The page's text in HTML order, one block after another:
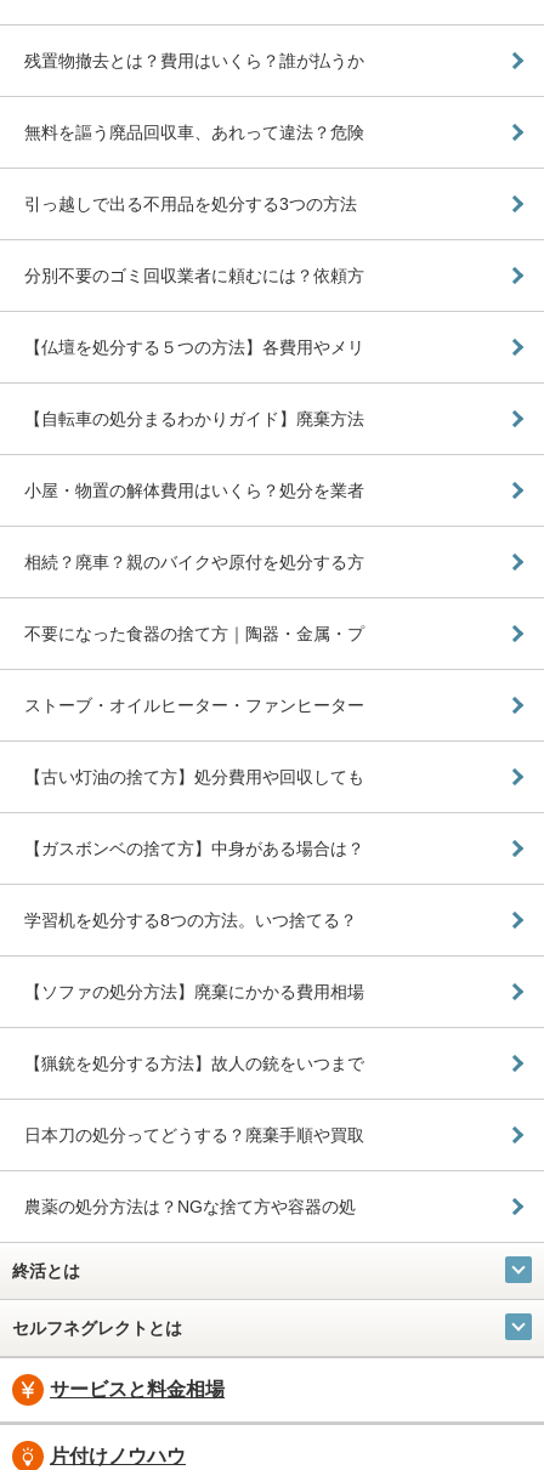
残置物撤去とは？費用はいくら？誰が払うか
無料を謳う廃品回収車、あれって違法？危険
引っ越しで出る不用品を処分する3つの方法
分別不要のゴミ回収業者に頼むには？依頼方
【仏壇を処分する５つの方法】各費用やメリ
【自転車の処分まるわかりガイド】廃棄方法
小屋・物置の解体費用はいくら？処分を業者
相続？廃車？親のバイクや原付を処分する方
不要になった食器の捨て方｜陶器・金属・プ
ストーブ・オイルヒーター・ファンヒーター
【古い灯油の捨て方】処分費用や回収しても
【ガスボンベの捨て方】中身がある場合は？
学習机を処分する8つの方法。いつ捨てる？
【ソファの処分方法】廃棄にかかる費用相場
【猟銃を処分する方法】故人の銃をいつまで
日本刀の処分ってどうする？廃棄手順や買取
農薬の処分方法は？NGな捨て方や容器の処
終活とは
セルフネグレクトとは
サービスと料金相場
片付けノウハウ